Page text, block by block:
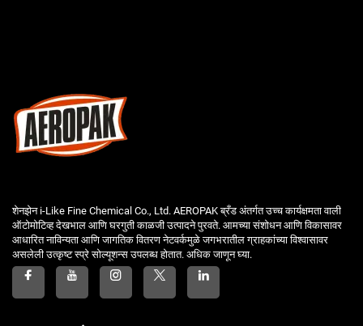
शेनझेन i-Like Fine Chemical Co., Ltd. AEROPAK ब्रँड अंतर्गत उच्च कार्यक्षमता वाली
ऑटोमोटिव्ह देखभाल आणि घरगुती काळजी उत्पादने पुरवते. आमच्या संशोधन आणि विकासावर
आधारित नाविन्यता आणि जागतिक वितरण नेटवर्कमुळे जगभरातील ग्राहकांच्या विश्वासावर
असलेली उत्कृष्ट स्प्रे सोल्यूशन्स उपलब्ध होतात. अधिक जाणून घ्या.